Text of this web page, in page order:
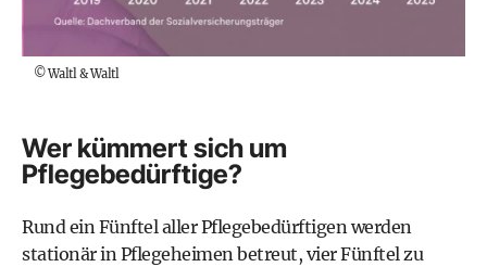
©Waltl & Waltl
Wer kümmert sich um
Pflegebedürftige?
Rund ein Fünftel aller Pflegebedürftigen werden
stationär in Pflegeheimen betreut, vier Fünftel zu